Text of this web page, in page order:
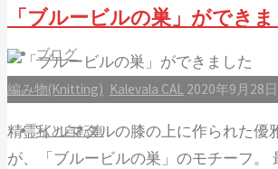
ブログ
私と自転車
「ブルービルの巣」ができ
編み物(Knitting) Kalevala CAL 2020年9月28
精霊イルマタルの膝の上に作られた優
が、「ブルービルの巣」のモチーフ